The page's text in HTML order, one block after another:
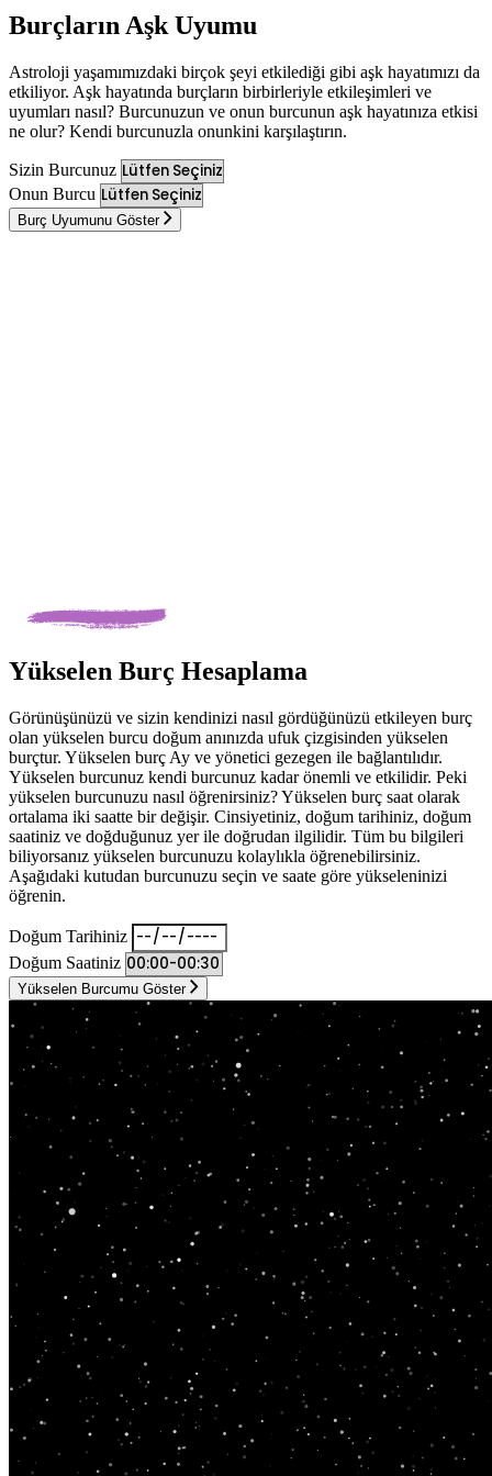
Burçların Aşk Uyumu
Astroloji yaşamımızdaki birçok şeyi etkilediği gibi aşk hayatımızı da
etkiliyor. Aşk hayatında burçların birbirleriyle etkileşimleri ve
uyumları nasıl? Burcunuzun ve onun burcunun aşk hayatınıza etkisi
ne olur? Kendi burcunuzla onunkini karşılaştırın.
Sizin Burcunuz
Onun Burcu
Burç Uyumunu Göster
Yükselen Burç Hesaplama
Görünüşünüzü ve sizin kendinizi nasıl gördüğünüzü etkileyen burç
olan yükselen burcu doğum anınızda ufuk çizgisinden yükselen
burçtur. Yükselen burç Ay ve yönetici gezegen ile bağlantılıdır.
Yükselen burcunuz kendi burcunuz kadar önemli ve etkilidir. Peki
yükselen burcunuzu nasıl öğrenirsiniz? Yükselen burç saat olarak
ortalama iki saatte bir değişir. Cinsiyetiniz, doğum tarihiniz, doğum
saatiniz ve doğduğunuz yer ile doğrudan ilgilidir. Tüm bu bilgileri
biliyorsanız yükselen burcunuzu kolaylıkla öğrenebilirsiniz.
Aşağıdaki kutudan burcunuzu seçin ve saate göre yükseleninizi
öğrenin.
Doğum Tarihiniz
Doğum Saatiniz
Yükselen Burcumu Göster